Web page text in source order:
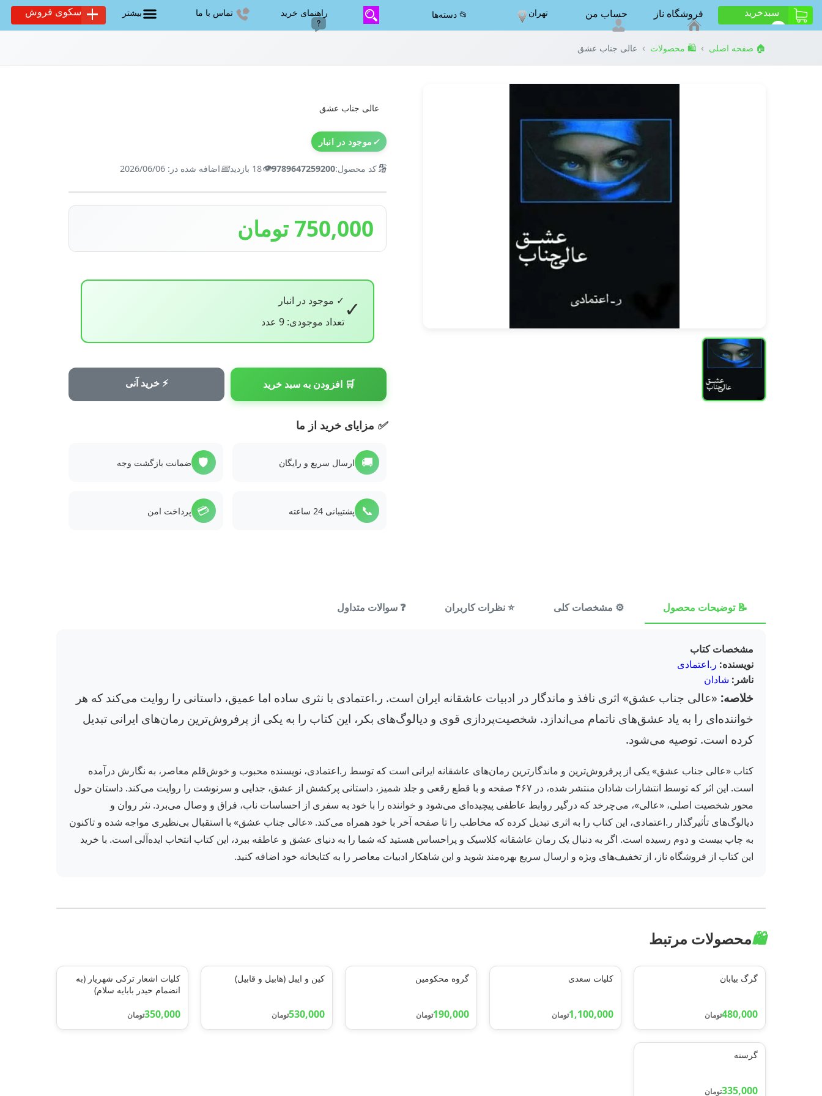
سبد‌خرید فروشگاه ناز حساب من تهران 📂 دسته‌ها راهنمای خرید تماس با ما بیشتر سکوی فروش
🏠 صفحه اصلی › 🛍️ محصولات › عالی جناب عشق
عالی جناب عشق
✓ موجود در انبار
🔢کد محصول:9789647259200
👁️18 بازدید 📅اضافه شده در: 2026/06/06
750,000 تومان
✓ ✓ موجود در انبار
تعداد موجودی: 9 عدد
🛒 افزودن به سبد خرید ⚡ خرید آنی
✅ مزایای خرید از ما
🚚 ارسال سریع و رایگان 🛡️ ضمانت بازگشت وجه
📞 پشتیبانی 24 ساعته 💳 پرداخت امن
📝 توضیحات محصول ⚙️ مشخصات کلی ⭐ نظرات کاربران ❓ سوالات متداول
مشخصات کتاب
نویسنده: ر.اعتمادی
ناشر: شادان
خلاصه: «عالی جناب عشق» اثری نافذ و ماندگار در ادبیات عاشقانه ایران است. ر.اعتمادی با نثری ساده اما عمیق، داستانی را روایت می‌کند که هر
خواننده‌ای را به یاد عشق‌های ناتمام می‌اندازد. شخصیت‌پردازی قوی و دیالوگ‌های بکر، این کتاب را به یکی از پرفروش‌ترین رمان‌های ایرانی تبدیل
کرده است. توصیه می‌شود.
کتاب «عالی جناب عشق» یکی از پرفروش‌ترین و ماندگارترین رمان‌های عاشقانه ایرانی است که توسط ر.اعتمادی، نویسنده محبوب و خوش‌قلم معاصر، به نگارش درآمده
است. این اثر که توسط انتشارات شادان منتشر شده، در ۴۶۷ صفحه و با قطع رقعی و جلد شمیز، داستانی پرکشش از عشق، جدایی و سرنوشت را روایت می‌کند. داستان حول
محور شخصیت اصلی، «عالی»، می‌چرخد که درگیر روابط عاطفی پیچیده‌ای می‌شود و خواننده را با خود به سفری از احساسات ناب، فراق و وصال می‌برد. نثر روان و
دیالوگ‌های تأثیرگذار ر.اعتمادی، این کتاب را به اثری تبدیل کرده که مخاطب را تا صفحه آخر با خود همراه می‌کند. «عالی جناب عشق» با استقبال بی‌نظیری مواجه شده و تاکنون
به چاپ بیست و دوم رسیده است. اگر به دنبال یک رمان عاشقانه کلاسیک و پراحساس هستید که شما را به دنیای عشق و عاطفه ببرد، این کتاب انتخاب ایده‌آلی است. با خرید
این کتاب از فروشگاه ناز، از تخفیف‌های ویژه و ارسال سریع بهره‌مند شوید و این شاهکار ادبیات معاصر را به کتابخانه خود اضافه کنید.
🛍️محصولات مرتبط
گرگ بیابان
480,000تومان
کلیات سعدی
1,100,000تومان
گروه محکومین
190,000تومان
کین و ایبل (هابیل و قابیل)
530,000تومان
کلیات اشعار ترکی شهریار (به
انضمام حیدر بابایه سلام)
350,000تومان
گرسنه
335,000تومان